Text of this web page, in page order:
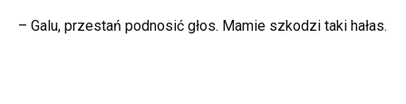
– Galu, przestań podnosić głos. Mamie szkodzi taki hałas.